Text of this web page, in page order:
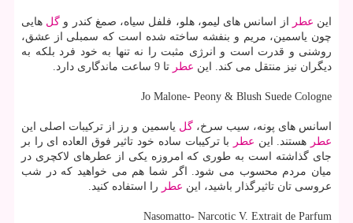
این عطر از اسانس های لیمو، هلو، فلفل سیاه، صمغ كندر و گل هایی
چون یاسمین، مریم و بنفشه ساخته شده است كه سمبلی از عشق،
روشنی و قدرت است و انرژی مثبت را نه تنها به خود فرد بلكه به
دیگران نیز منتقل می كند. این عطر تا 9 ساعت ماندگاری دارد.
Jo Malone- Peony & Blush Suede Cologne
اسانس های پونه، سیب سرخ،گل یاسمین و رز از تركیبات اصلی این
عطر هستند. این عطر
با تركیبات ساده خود تاثیر فوق العاده ای را بر
جای گذاشته است به طوری كه امروزه یكی از عطرهای لاكچری در
میان مردم محسوب می شود. اگر شما هم می خواهید كه در شب
عروسی تان تاثیرگذار باشید، این عطر را استفاده كنید.
Nasomatto- Narcotic V. Extrait de Parfum